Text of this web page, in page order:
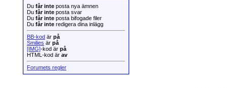
Du får inte posta nya ämnen
Du får inte posta svar
Du får inte posta bifogade filer
Du får inte redigera dina inlägg
BB-kod är på
Smilies är på
[IMG]-kod är på
HTML-kod är av
Forumets regler